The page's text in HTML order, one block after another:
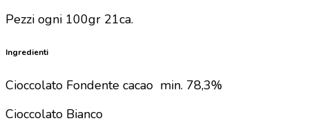
Pezzi ogni 100gr 21ca.
Ingredienti
Cioccolato Fondente cacao min. 78,3%
Cioccolato Bianco